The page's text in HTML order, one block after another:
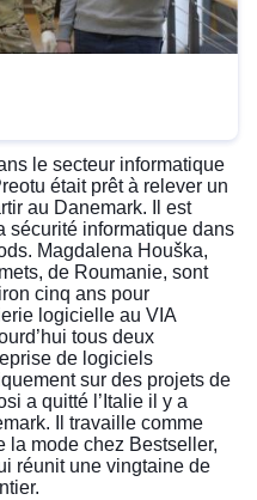
le secteur informatique
était prêt à relever un
au Danemark. Il est
sécurité informatique dans
Magdalena Houška,
de Roumanie, sont
cinq ans pour
logicielle au VIA
tous deux
de logiciels
sur des projets de
a quitté l’Italie il y a
Il travaille comme
la mode chez Bestseller,
réunit une vingtaine de